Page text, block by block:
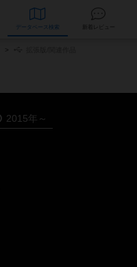
データベース
2015年～